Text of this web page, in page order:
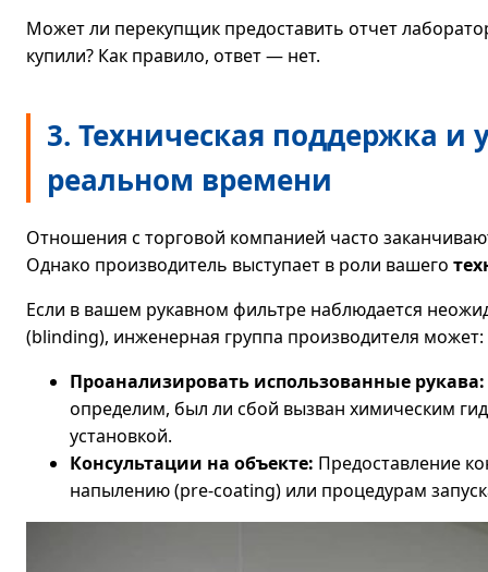
Может ли перекупщик предоставить отчет
купили? Как правило, ответ — нет.
3. Техническая поддержка и
реальном времени
Отношения с торговой компанией часто
Однако производитель выступает в роли вашего
Если в вашем рукавном фильтре наблюдается
(blinding), инженерная группа производителя может:
Проанализировать использованные рукава:
определим, был ли сбой вызван химическим
установкой.
Консультации на объекте: Предоставление
напылению (pre-coating) или процедурам